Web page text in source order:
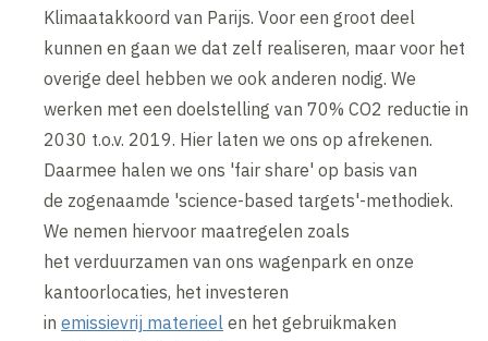
Klimaatakkoord van Parijs. Voor een groot deel
kunnen en gaan we dat zelf realiseren, maar voor het
overige deel hebben we ook anderen nodig. We
werken met een doelstelling van 70% CO2 reductie in
2030 t.o.v. 2019. Hier laten we ons op afrekenen.
Daarmee halen we ons 'fair share' op basis van
de zogenaamde 'science-based targets'-methodiek.
We nemen hiervoor maatregelen zoals
het verduurzamen van ons wagenpark en onze
kantoorlocaties, het investeren
inemissievrij materieel en het gebruikmaken